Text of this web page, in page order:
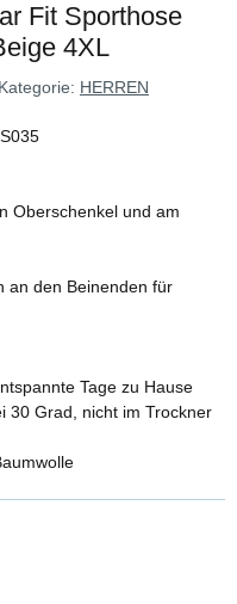
Fit Sporthose
4XL
Kategorie: HERREN
Oberschenkel und am
an den Beinenden für
Tage zu Hause
30 Grad, nicht im Trockner